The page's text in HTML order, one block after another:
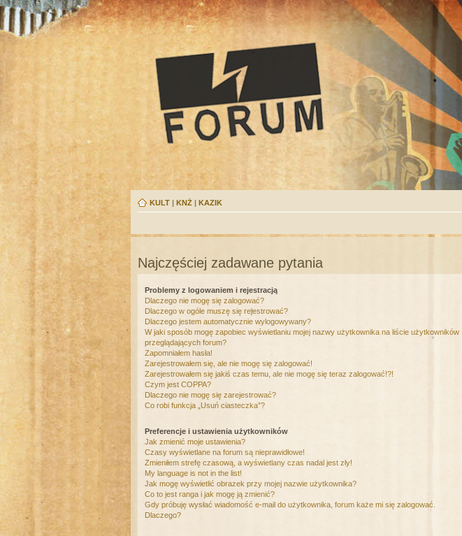
KULT | KNŻ | KAZIK
Najczęściej zadawane pytania
Problemy z logowaniem i rejestracją
Dlaczego nie mogę się zalogować?
Dlaczego w ogóle muszę się rejestrować?
Dlaczego jestem automatycznie wylogowywany?
W jaki sposób mogę zapobiec wyświetlaniu mojej nazwy użytkownika na liście użytkowników
przeglądających forum?
Zapomniałem hasła!
Zarejestrowałem się, ale nie mogę się zalogować!
Zarejestrowałem się jakiś czas temu, ale nie mogę się teraz zalogować!?!
Czym jest COPPA?
Dlaczego nie mogę się zarejestrować?
Co robi funkcja „Usuń ciasteczka”?
Preferencje i ustawienia użytkowników
Jak zmienić moje ustawienia?
Czasy wyświetlane na forum są nieprawidłowe!
Zmieniłem strefę czasową, a wyświetlany czas nadal jest zły!
My language is not in the list!
Jak mogę wyświetlić obrazek przy mojej nazwie użytkownika?
Co to jest ranga i jak mogę ją zmienić?
Gdy próbuję wysłać wiadomość e-mail do użytkownika, forum każe mi się zalogować.
Dlaczego?